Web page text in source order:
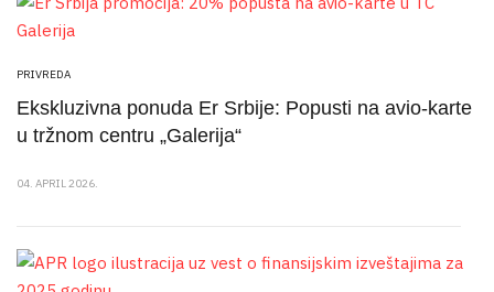
PRIVREDA
Ekskluzivna ponuda Er Srbije: Popusti na avio-karte
u tržnom centru „Galerija“
04. APRIL 2026.